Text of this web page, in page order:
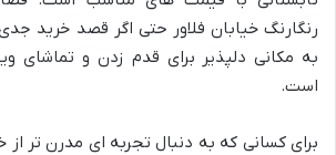
رنگارنگ خیابان فلاور حتی اگر قصد خرید
به مکانی دلپذیر برای قدم زدن و تماشای
است.
برای کسانی که به دنبال تجربه ای مدرن تر از